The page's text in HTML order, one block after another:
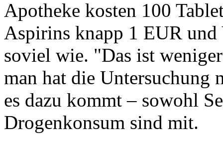
Apotheke kosten 100
Aspirins knapp 1 EUR
soviel wie. "Das ist
man hat die Untersuchung
es dazu kommt – sowohl
Drogenkonsum sind mit.